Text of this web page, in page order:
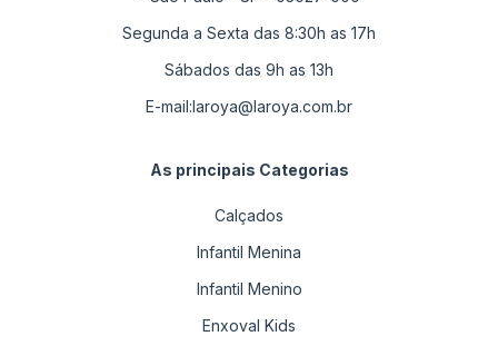
Segunda a Sexta das 8:30h as 17h
Sábados das 9h as 13h
E-mail:laroya@laroya.com.br
As principais Categorias
Calçados
Infantil Menina
Infantil Menino
Enxoval Kids